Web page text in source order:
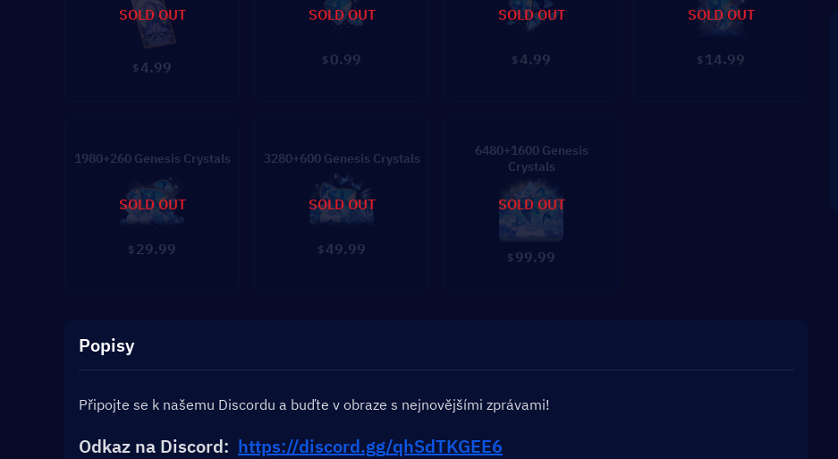
$ 4.99
SOLD OUT
$ 0.99
SOLD OUT
$ 4.99
SOLD OUT
$ 14.99
SOLD OUT
1980+260 Genesis Crystals
$ 29.99
SOLD OUT
3280+600 Genesis Crystals
$ 49.99
SOLD OUT
6480+1600 Genesis
Crystals
$ 99.99
SOLD OUT
Popisy
Připojte se k našemu Discordu a buďte v obraze s nejnovějšími zprávami!
Odkaz na Discord: https://discord.gg/qhSdTKGEE6